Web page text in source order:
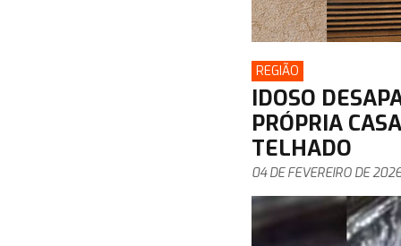
REGIÃO
IDOSO
PRÓPRIA
TELHADO
04 DE FEVEREIRO DE